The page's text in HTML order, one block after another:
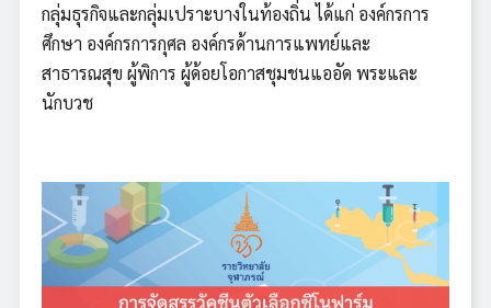
กลุ่มธุรกิจและกลุ่มเปราะบางในท้องถิ่น ได้แก่ องค์กรการ
ศึกษา องค์กรการกุศล องค์กรด้านการแพทย์และ
สาธารณสุข ผู้พิการ ผู้ด้อยโอกาสชุมชนแออัด พระและ
นักบวช